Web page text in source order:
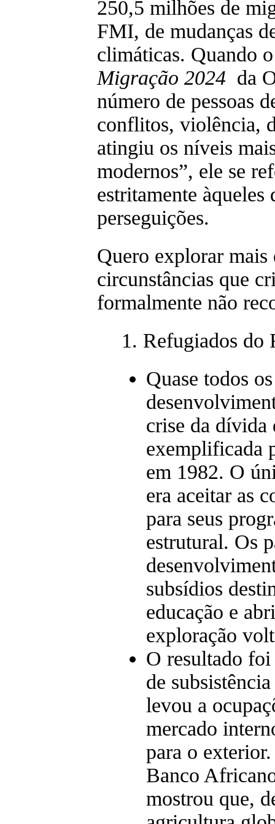
250,5 milhões de
FMI, de mudanças
climáticas. Quando
Migração 2024 da
número de pessoas
conflitos, violência,
atingiu os níveis
modernos”, ele se
estritamente
perseguições.
Quero explorar mais
circunstâncias que
formalmente não
1. Refugiados do
Quase todos
crise da
exemplificada
em 1982. O
era aceitar as
para seus
estrutural. Os
subsídios
educação e
exploração
O resultado foi
de
levou a
mercado
para o
Banco
mostrou que,